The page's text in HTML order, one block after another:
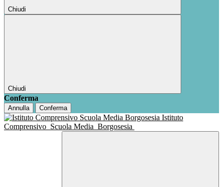
Chiudi
Chiudi
Conferma
Annulla Conferma
Istituto
Comprensivo Scuola Media Borgosesia